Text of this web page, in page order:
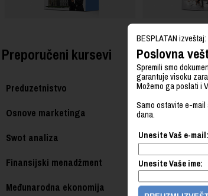
BESPLATAN izveštaj:
Poslovna
Spremili smo
garantuje visoku
Možemo ga poslati i
Samo ostavite e-
dana.
Unesite Vaš e-mail:
Unesite Vaše ime:
Preporučeni kursevi
Preduzetnistvo
Osnove marketinga
Swot analiza
Finansijski menadžment
Međunarodna ekonomija